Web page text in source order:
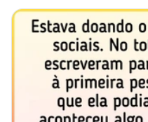
envios de convites. Mas,
pessoas chegavam a realizar
vezes ao ano.